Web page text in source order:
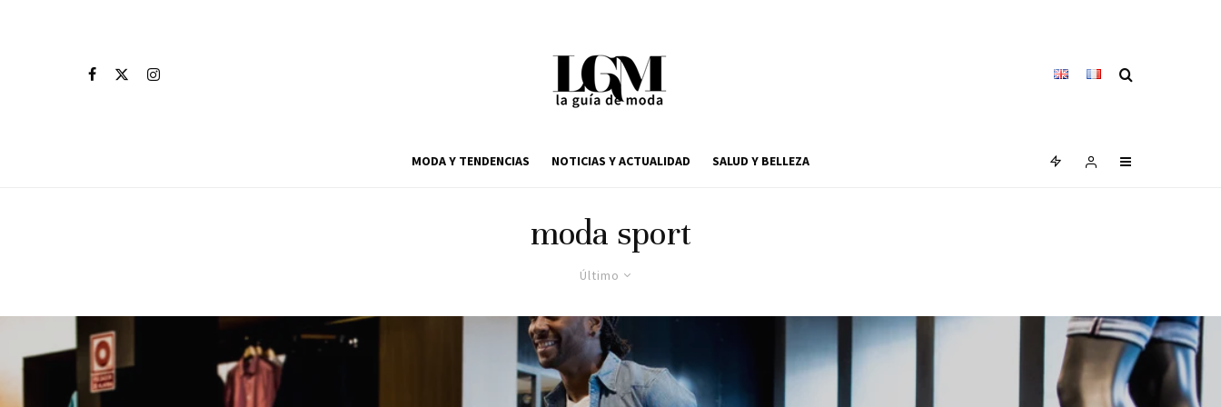
MODA Y TENDENCIAS NOTICIAS Y ACTUALIDAD SALUD Y BELLEZA
moda sport
Último